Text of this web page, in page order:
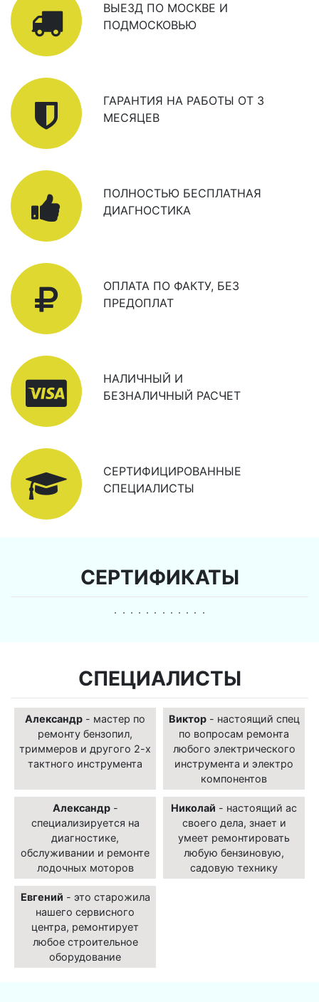
ВЫЕЗД ПО МОСКВЕ И
ПОДМОСКОВЬЮ
ГАРАНТИЯ НА РАБОТЫ ОТ 3
МЕСЯЦЕВ
ПОЛНОСТЬЮ БЕСПЛАТНАЯ
ДИАГНОСТИКА
ОПЛАТА ПО ФАКТУ, БЕЗ
ПРЕДОПЛАТ
НАЛИЧНЫЙ И
БЕЗНАЛИЧНЫЙ РАСЧЕТ
СЕРТИФИЦИРОВАННЫЕ
СПЕЦИАЛИСТЫ
СЕРТИФИКАТЫ
СПЕЦИАЛИСТЫ
Александр - мастер по
ремонту бензопил,
триммеров и другого 2-х
тактного инструмента
Виктор- настоящий спец
по вопросам ремонта
любого электрического
инструмента и электро
компонентов
Александр-
специализируется на
диагностике,
обслуживании и ремонте
лодочных моторов
Николай - настоящий ас
своего дела, знает и
умеет ремонтировать
любую бензиновую,
садовую технику
Евгений - это старожила
нашего сервисного
центра, ремонтирует
любое строительное
оборудование